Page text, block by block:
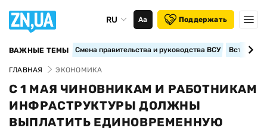
RU Аа Поддержать
ВАЖНЫЕ ТЕМЫ Смена правительства и руководства ВСУ
ГЛАВНАЯ ЭКОНОМИКА
С 1 МАЯ ЧИНОВНИКАМ И РАБОТНИКАМ
ИНФРАСТРУКТУРЫ ДОЛЖНЫ
ВЫПЛАТИТЬ ЕДИНОВРЕМЕННУЮ